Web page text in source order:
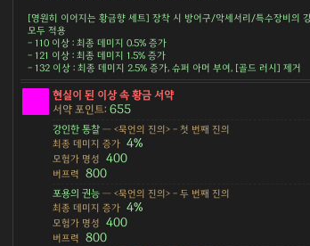
[영원히 이어지는 황금향 세트] 장착 시 방어구/악세서리/특수장비의
모두 적용
- 110 이상 : 최종 데미지 0.5% 증가
- 121 이상 : 최종 데미지 1.5% 증가
- 132 이상 : 최종 데미지 2.5% 증가, 슈퍼 아머 부여, [골드 러시] 제거
현실이 된 이상 속 황금 서약
서약 포인트: 655
강인한 통찰 — <묵언의 진의> - 첫 번째 진의
최종 데미지 증가 4%
모험가 명성 400
버프력 800
포용의 권능 — <묵언의 진의> - 두 번째 진의
최종 데미지 증가 4%
모험가 명성 400
버프력 800